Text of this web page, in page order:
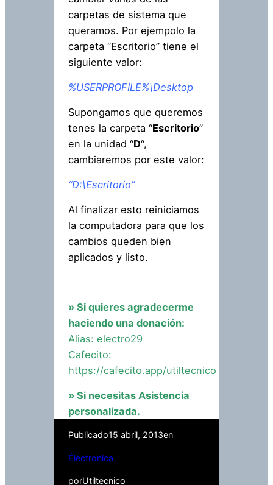
carpetas de sistema que
queramos. Por ejempolo la
carpeta “Escritorio” tiene el
siguiente valor:
%USERPROFILE%\Desktop
Supongamos que queremos
tenes la carpeta “Escritorio”
en la unidad “D“,
cambiaremos por este valor:
“D:\Escritorio”
Al finalizar esto reiniciamos
la computadora para que los
cambios queden bien
aplicados y listo.
» Si quieres agradecerme
haciendo una donación:
Alias: electro29
Cafecito:
https://cafecito.app/utiltecnico
» Si necesitas Asistencia
personalizada.
Publicado15 abril, 2013en
Électronica
porUtiltecnico